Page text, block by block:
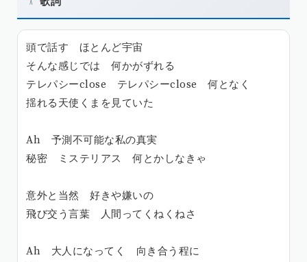
頭で話す ほとんど宇宙
そんな感じでは 何かがずれる
テレパシーclose テレパシーclose 何となく
揺れる天使くまを見ていた
Ah 予測不可能な私の真実
秘密 ミステリアス 何とかしなきゃ
意外と当然 好きや嫌いの
飛び交う言葉 人間ってくねくねさ
Ah 大人になってく 向き合う程に